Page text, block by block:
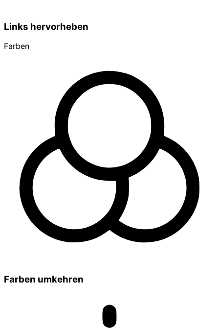
Links hervorheben
Farben
Farben umkehren